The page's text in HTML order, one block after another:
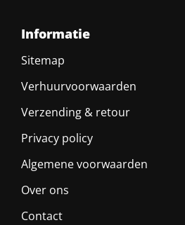
Informatie
Sitemap
Verhuurvoorwaarden
Verzending & retour
Privacy policy
Algemene voorwaarden
Over ons
Contact